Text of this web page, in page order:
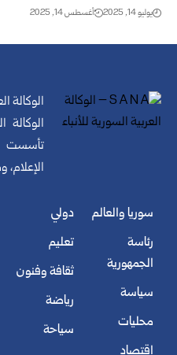
يوليو 14, 2025 أغسطس 14, 2025
الوكالة
الوكالة
سوريا والعالم
رئاسة
الجمهورية
سياسة
محليات
اقتصاد
دولي
تعليم
ثقافة وفنون
رياضة
سياحة